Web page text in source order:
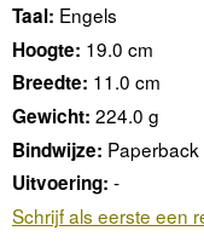
Taal: Engels
Hoogte: 19.0 cm
Breedte: 11.0 cm
Gewicht: 224.0 g
Bindwijze: Paperback
Uitvoering: -
Schrijf als eerste een